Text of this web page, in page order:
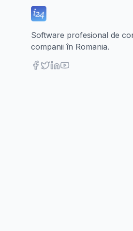
Software profesional de
companii în Romania.